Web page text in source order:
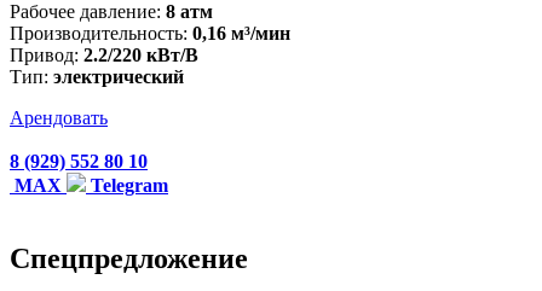
Рабочее давление: 8 атм
Производительность: 0,16 м³/мин
Привод: 2.2/220 кВт/В
Тип: электрический
Арендовать
8 (929) 552 80 10
MAX
Telegram
Спецпредложение